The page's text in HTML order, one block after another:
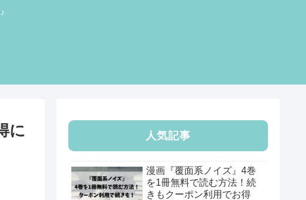
に
人気記事
漫画『覆面系ノイズ』4巻
を1冊無料で読む方法！続
きもクーポン利用でお得